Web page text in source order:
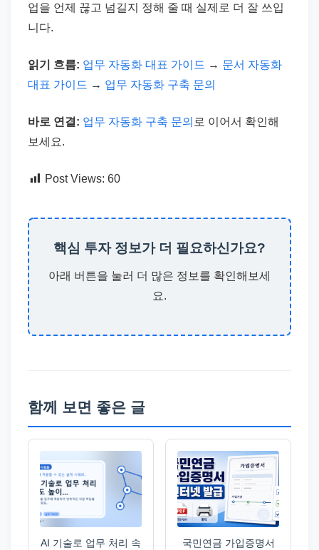
업을 언제 끊고 넘길지 정해 줄 때 실제로 더 잘 쓰입
니다.
읽기 흐름: 업무 자동화 대표 가이드 → 문서 자동화
대표 가이드 → 업무 자동화 구축 문의
바로 연결: 업무 자동화 구축 문의 로 이어서 확인해
보세요.
Post Views: 60
핵심 투자 정보가 더 필요하신가요?
아래 버튼을 눌러 더 많은 정보를 확인해보세
요.
함께 보면 좋은 글
AI 기술로 업무 처리 속
국민연금 가입증명서